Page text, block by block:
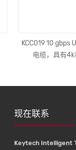
KCC019 10 gbps
电缆，具有
现在联系
Keytech Intelligent